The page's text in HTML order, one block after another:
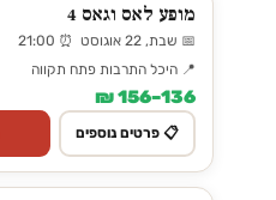
מופע לאס וגאס 4
📅 שבת, 22 אוגוסט ⏰ 21:00
📍 היכל התרבות פתח תקווה
136–156 ₪
📋 פרטים נוספים